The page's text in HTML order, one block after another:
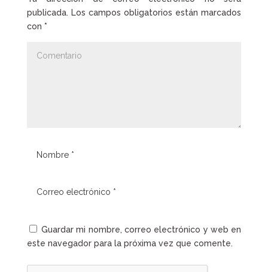
publicada. Los campos obligatorios están marcados
con *
Guardar mi nombre, correo electrónico y web en
este navegador para la próxima vez que comente.